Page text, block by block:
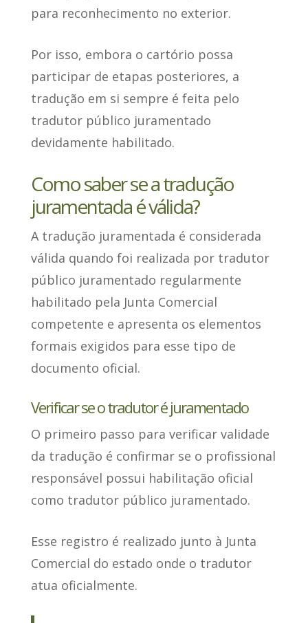
para reconhecimento no exterior.
Por isso, embora o cartório possa
participar de etapas posteriores, a
tradução em si sempre é feita pelo
tradutor público juramentado
devidamente habilitado.
Como saber se a tradução
juramentada é válida?
A tradução juramentada é considerada
válida quando foi realizada por tradutor
público juramentado regularmente
habilitado pela Junta Comercial
competente e apresenta os elementos
formais exigidos para esse tipo de
documento oficial.
Verificar se o tradutor é juramentado
O primeiro passo para verificar validade
da tradução é confirmar se o profissional
responsável possui habilitação oficial
como tradutor público juramentado.
Esse registro é realizado junto à Junta
Comercial do estado onde o tradutor
atua oficialmente.